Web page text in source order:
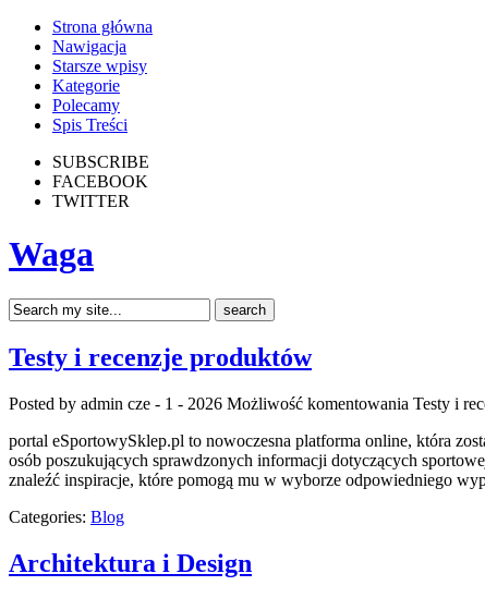
Strona główna
Nawigacja
Starsze wpisy
Kategorie
Polecamy
Spis Treści
SUBSCRIBE
FACEBOOK
TWITTER
Waga
Testy i recenzje produktów
Posted by admin cze - 1 - 2026 Możliwość komentowania Testy i
portal eSportowySklep.pl to nowoczesna platforma online, która
osób poszukujących sprawdzonych informacji dotyczących
znaleźć inspiracje, które pomogą mu w wyborze odpowiedniego
Categories: Blog
Architektura i Design